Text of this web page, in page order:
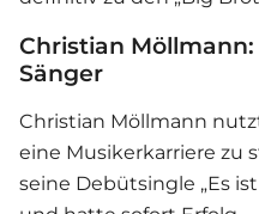
Christian
Sänger
Christian Möllmann
eine Musikerkarriere zu
seine Debütsingle „Es